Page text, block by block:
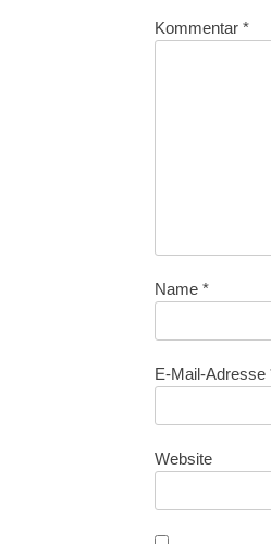
Kommentar *
Name *
E-Mail-Adresse
Website